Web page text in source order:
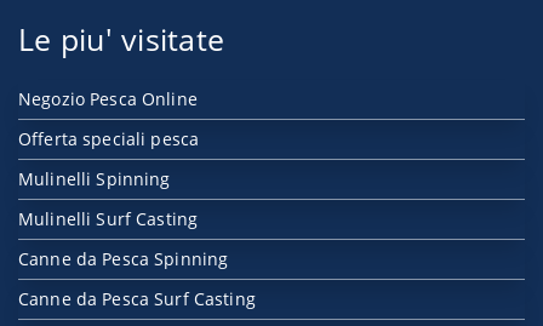
Le piu' visitate
Negozio Pesca Online
Offerta speciali pesca
Mulinelli Spinning
Mulinelli Surf Casting
Canne da Pesca Spinning
Canne da Pesca Surf Casting